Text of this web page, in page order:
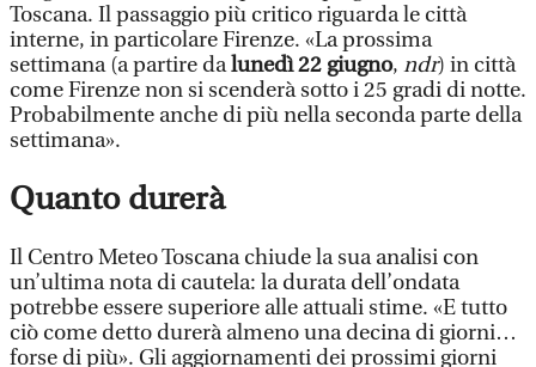
Toscana. Il passaggio più critico riguarda le città
interne, in particolare Firenze. «La prossima
settimana (a partire dalunedì 22 giugno, ndr) in città
come Firenze non si scenderà sotto i 25 gradi di notte.
Probabilmente anche di più nella seconda parte della
settimana».
Quanto durerà
Il Centro Meteo Toscana chiude la sua analisi con
un’ultima nota di cautela: la durata dell’ondata
potrebbe essere superiore alle attuali stime. «E tutto
ciò come detto durerà almeno una decina di giorni…
forse di più». Gli aggiornamenti dei prossimi giorni